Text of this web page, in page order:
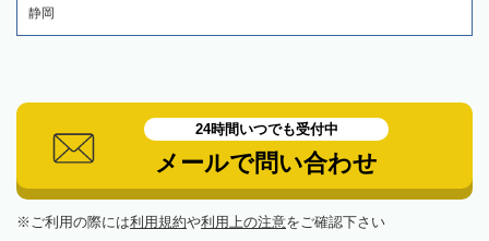
静岡
24時間いつでも受付中
メールで問い合わせ
ご利用の際には利用規約や利用上の注意をご確認下さい